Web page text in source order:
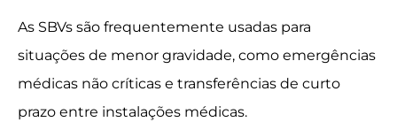
As SBVs são frequentemente usadas para
situações de menor gravidade, como emergências
médicas não críticas e transferências de curto
prazo entre instalações médicas.